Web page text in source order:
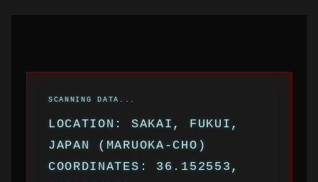
LOCATION: SAKAI, FUKUI,
JAPAN (MARUOKA-CHO)
COORDINATES: 36.152553,